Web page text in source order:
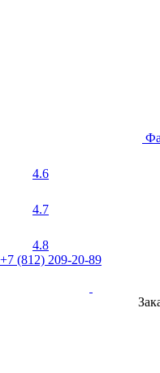
4.6
4.7
4.8
+7 (812) 209-20-89